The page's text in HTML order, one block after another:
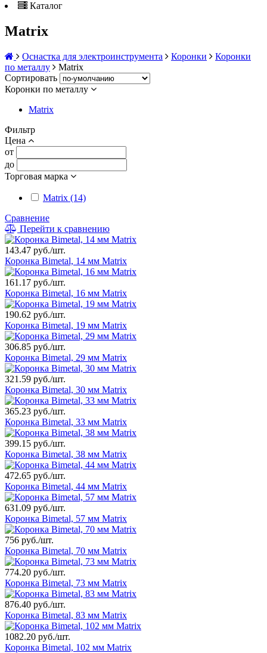
Каталог
Matrix
Оснастка для электроинструмента Коронки
Коронки
по металлу
Matrix
Сортировать
Коронки по металлу
Matrix
Фильтр
Цена
от
до
Торговая марка
Matrix (14)
Сравнение
Перейти к сравнению
143.47 руб./шт.
Коронка Bimetal, 14 мм Matrix
161.17 руб./шт.
Коронка Bimetal, 16 мм Matrix
190.62 руб./шт.
Коронка Bimetal, 19 мм Matrix
306.85 руб./шт.
Коронка Bimetal, 29 мм Matrix
321.59 руб./шт.
Коронка Bimetal, 30 мм Matrix
365.23 руб./шт.
Коронка Bimetal, 33 мм Matrix
399.15 руб./шт.
Коронка Bimetal, 38 мм Matrix
472.65 руб./шт.
Коронка Bimetal, 44 мм Matrix
631.09 руб./шт.
Коронка Bimetal, 57 мм Matrix
756 руб./шт.
Коронка Bimetal, 70 мм Matrix
774.20 руб./шт.
Коронка Bimetal, 73 мм Matrix
876.40 руб./шт.
Коронка Bimetal, 83 мм Matrix
1082.20 руб./шт.
Коронка Bimetal, 102 мм Matrix